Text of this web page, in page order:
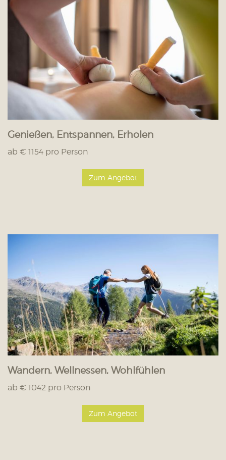
Genießen, Entspannen, Erholen
ab € 1154 pro Person
Zum Angebot
Wandern, Wellnessen, Wohlfühlen
ab € 1042 pro Person
Zum Angebot